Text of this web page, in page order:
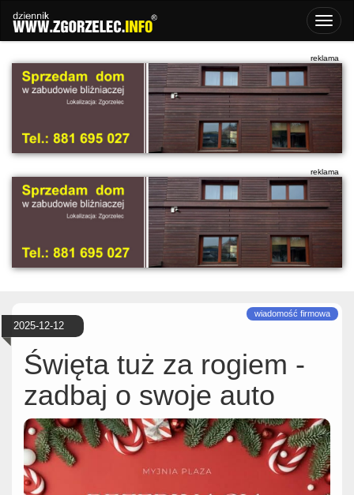
2025-12-12
Święta tuż za rogiem -
zadbaj o swoje auto